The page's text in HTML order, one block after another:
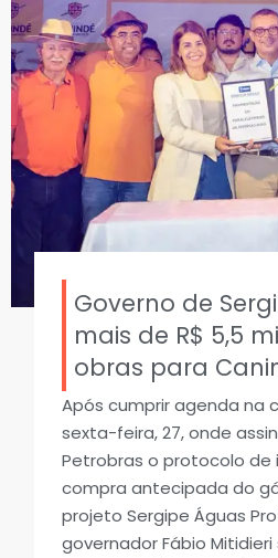
Governo de
mais de R$ 5,5
obras para
Após cumprir agenda na
sexta-feira, 27, onde
Petrobras o protocolo de
compra antecipada do
projeto Sergipe Águas
governador Fábio